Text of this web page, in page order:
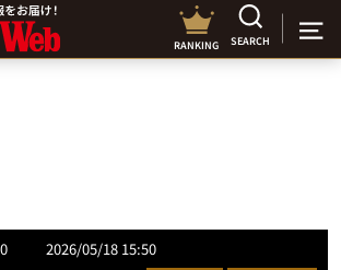
RANKING SEARCH
2026/05/18 15:50